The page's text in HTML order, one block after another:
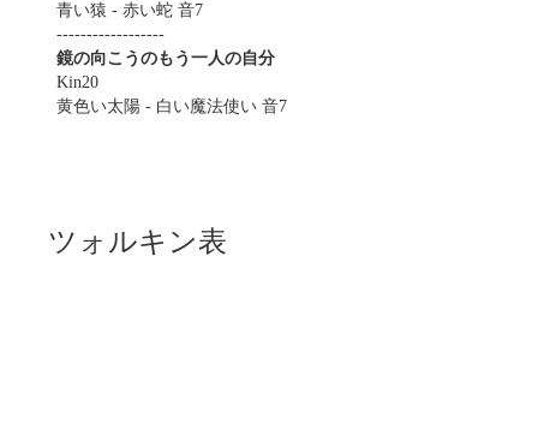
青い猿 - 赤い蛇 音7
------------------
鏡の向こうのもう一人の自分
Kin20
黄色い太陽 - 白い魔法使い 音7
ツォルキン表